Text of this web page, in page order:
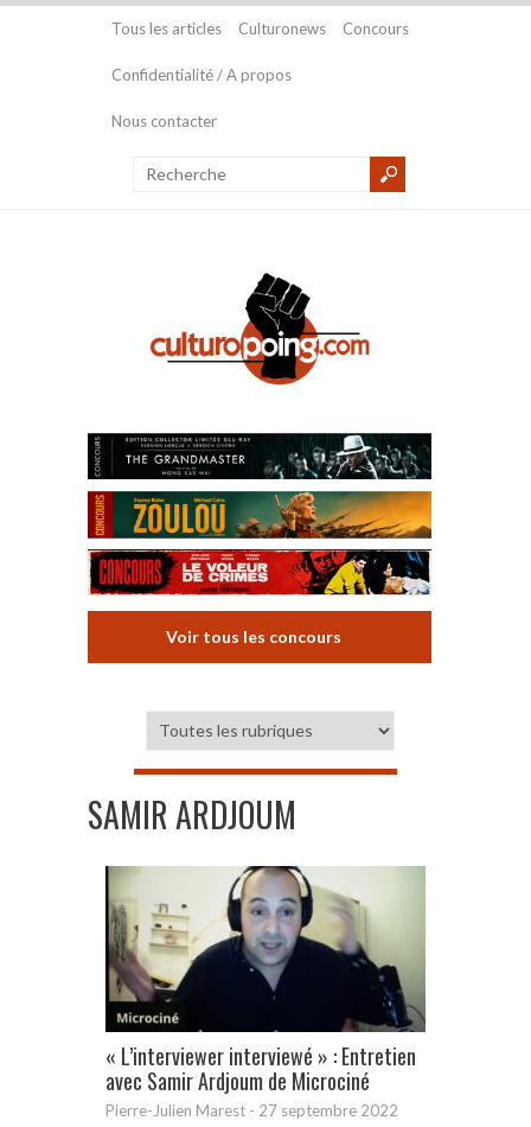
Tous les articles Culturonews Concours
Confidentialité / A propos
Nous contacter
Voir tous les concours
SAMIR ARDJOUM
« L’interviewer interviewé » : Entretien
avec Samir Ardjoum de Microciné
Pierre-Julien Marest - 27 septembre 2022